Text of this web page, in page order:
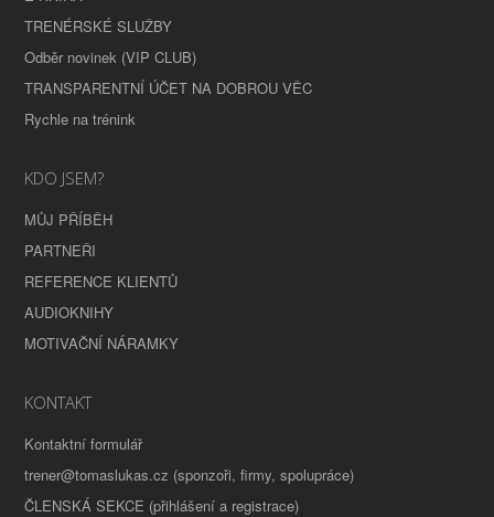
TRENÉRSKÉ SLUŽBY
Odběr novinek (VIP CLUB)
TRANSPARENTNÍ ÚČET NA DOBROU VĚC
Rychle na trénink
KDO JSEM?
MŮJ PŘÍBĚH
PARTNEŘI
REFERENCE KLIENTŮ
AUDIOKNIHY
MOTIVAČNÍ NÁRAMKY
KONTAKT
Kontaktní formulář
trener@tomaslukas.cz (sponzoři, firmy, spolupráce)
ČLENSKÁ SEKCE (přihlášení a registrace)